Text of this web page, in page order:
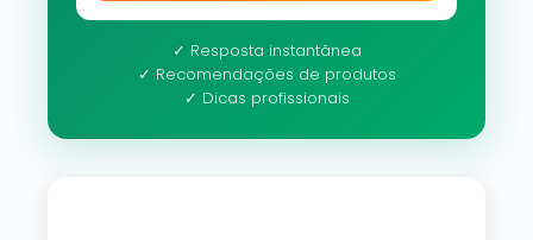
✓ Resposta instantânea
✓ Recomendações de produtos
✓ Dicas profissionais